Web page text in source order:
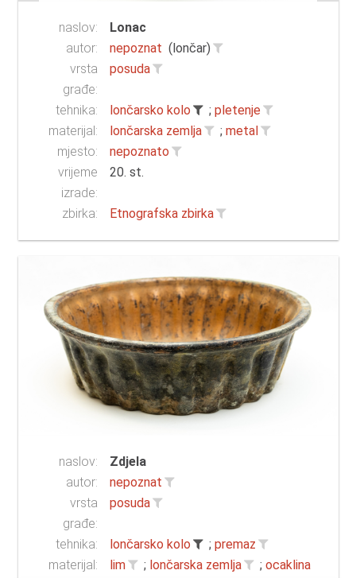
naslov:
Lonac
autor:
nepoznat (lončar)
vrsta
građe:
posuda
tehnika: lončarsko kolo ; pletenje
materijal:
lončarska zemlja ; metal
mjesto:
nepoznato
vrijeme
izrade:
20. st.
zbirka: Etnografska zbirka
naslov:
Zdjela
autor:
nepoznat
vrsta
građe:
posuda
tehnika: lončarsko kolo ; premaz
materijal:
lim ; lončarska zemlja ; ocaklina